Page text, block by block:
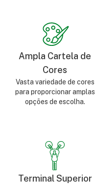
Ampla Cartela de
Cores
Vasta variedade de cores
para proporcionar amplas
opções de escolha.
Terminal Superior